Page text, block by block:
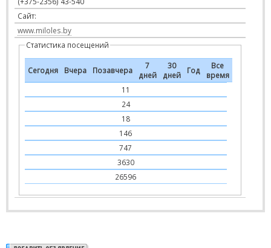
Сайт:
www.miloles.by
Статистика посещений
Сегодня Вчера Позавчера
7
дней
30
дней
Год
Все
время
11
24
18
146
747
3630
26596